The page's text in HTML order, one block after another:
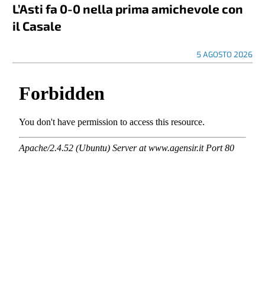
L’Asti fa 0-0 nella prima amichevole con
il Casale
5 AGOSTO 2026